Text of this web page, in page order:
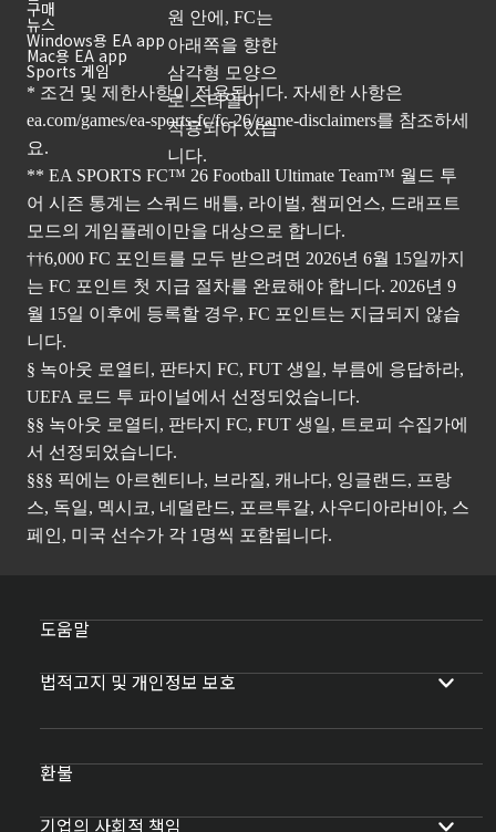
구매
뉴스
Windows용 EA app
Mac용 EA app
Sports 게임
* 조건 및 제한사항이 적용됩니다. 자세한 사항은
ea.com/games/ea-sports-fc/fc-26/game-disclaimers를 참조하세
요.
** EA SPORTS FC™ 26 Football Ultimate Team™ 월드 투
어 시즌 통계는 스쿼드 배틀, 라이벌, 챔피언스, 드래프트
모드의 게임플레이만을 대상으로 합니다.
††6,000 FC 포인트를 모두 받으려면 2026년 6월 15일까지
는 FC 포인트 첫 지급 절차를 완료해야 합니다. 2026년 9
월 15일 이후에 등록할 경우, FC 포인트는 지급되지 않습
니다.
§ 녹아웃 로열티, 판타지 FC, FUT 생일, 부름에 응답하라,
UEFA 로드 투 파이널에서 선정되었습니다.
§§ 녹아웃 로열티, 판타지 FC, FUT 생일, 트로피 수집가에
서 선정되었습니다.
§§§ 픽에는 아르헨티나, 브라질, 캐나다, 잉글랜드, 프랑
스, 독일, 멕시코, 네덜란드, 포르투갈, 사우디아라비아, 스
페인, 미국 선수가 각 1명씩 포함됩니다.
도움말
법적고지 및 개인정보 보호
환불
기업의 사회적 책임